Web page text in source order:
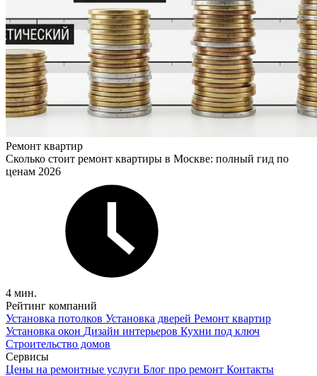
Ремонт квартир
Сколько стоит ремонт квартиры в Москве: полный гид по
ценам 2026
4 мин.
Рейтинг компаний
Установка потолков Установка дверей Ремонт квартир
Установка окон Дизайн интерьеров Кухни под ключ
Строительство домов
Сервисы
Цены на ремонтные услуги Блог про ремонт Контакты